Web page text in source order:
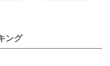
ング